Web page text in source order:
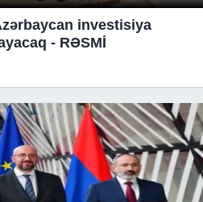
investisiya
- RƏSMİ